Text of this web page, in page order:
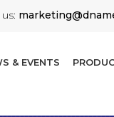
& EVENTS